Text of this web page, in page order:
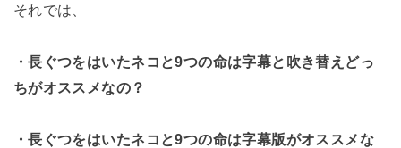
それでは、
・長ぐつをはいたネコと9つの命は字幕と吹き替えどっ
ちがオススメなの？
・長ぐつをはいたネコと9つの命は字幕版がオススメな